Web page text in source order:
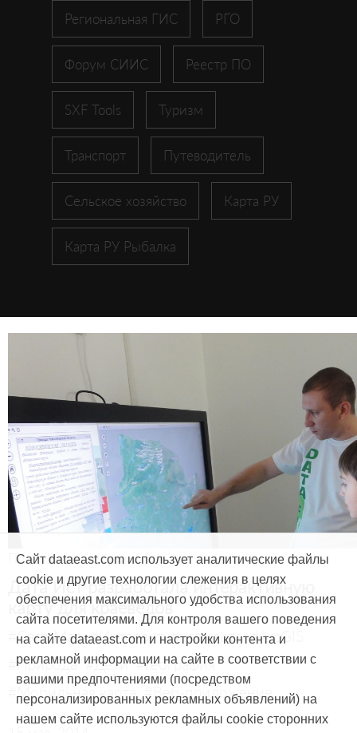
Региональная ГИС РГО
Форум СИИС Реестр ПО
SXF Tools Туризм
Транспорт Путеводитель
Сельское хозяйство Карта РУ
Карта РУ Рыбалка
Продукты и услуги
Дата Ист разработала интерактивную
карту для краеведов
#CarryMap #Интерактивная карта #ArcGIS
#Природа #Дети #География
#Мобильная карта #Веб-приложение
Сайт dataeast.com использует аналитические файлы
cookie и другие технологии слежения в целях
обеспечения максимального удобства использования
сайта посетителями. Для контроля вашего поведения
на сайте dataeast.com и настройки контента и
рекламной информации на сайте в соответствии с
вашими предпочтениями (посредством
персонализированных рекламных объявлений) на
нашем сайте используются файлы cookie сторонних